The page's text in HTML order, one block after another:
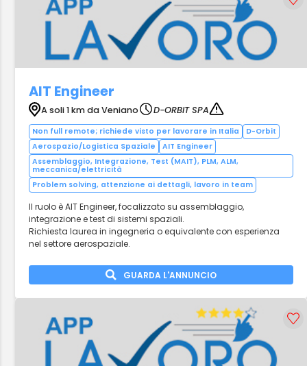
AIT Engineer
A soli 1 km da Veniano D-ORBIT SPA
Non full remote; richiede visto per lavorare in Italia
D-Orbit
Aerospazio/Logistica Spaziale
AIT Engineer
Assemblaggio, Integrazione, Test (MAIT), PLM, ALM,
meccanica/elettricità
Problem solving, attenzione ai dettagli, lavoro in team
Il ruolo è AIT Engineer, focalizzato su assemblaggio,
integrazione e test di sistemi spaziali.
Richiesta laurea in ingegneria o equivalente con esperienza
nel settore aerospaziale.
GUARDA L'ANNUNCIO